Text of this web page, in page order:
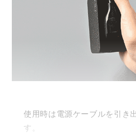
使用時は電源ケーブルを引き
す。